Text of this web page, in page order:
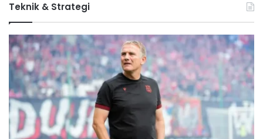
Teknik & Strategi